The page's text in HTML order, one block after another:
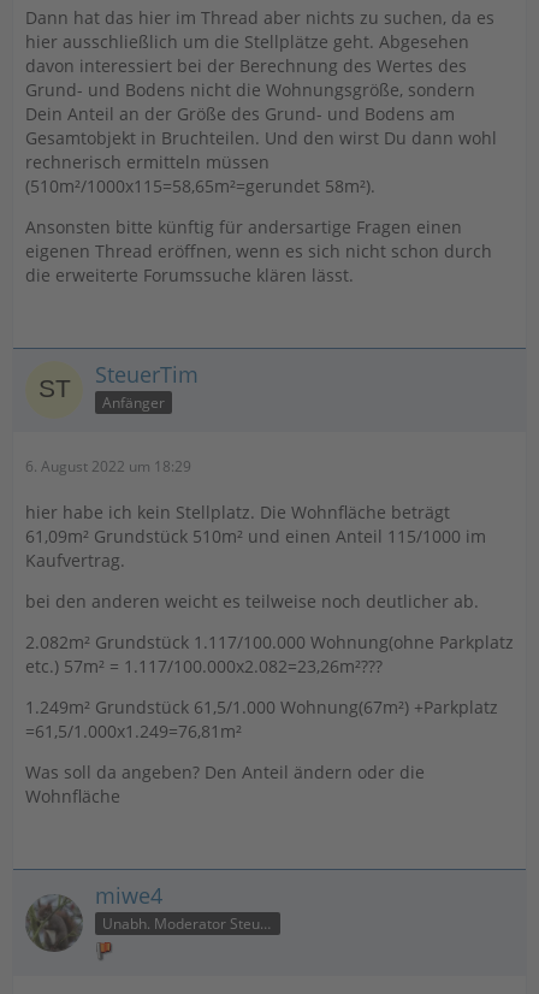
Dann hat das hier im Thread aber nichts zu suchen, da es
hier ausschließlich um die Stellplätze geht. Abgesehen
davon interessiert bei der Berechnung des Wertes des
Grund- und Bodens nicht die Wohnungsgröße, sondern
Dein Anteil an der Größe des Grund- und Bodens am
Gesamtobjekt in Bruchteilen. Und den wirst Du dann wohl
rechnerisch ermitteln müssen
(510m²/1000x115=58,65m²=gerundet 58m²).
Ansonsten bitte künftig für andersartige Fragen einen
eigenen Thread eröffnen, wenn es sich nicht schon durch
die erweiterte Forumssuche klären lässt.
SteuerTim
Anfänger
6. August 2022 um 18:29
hier habe ich kein Stellplatz. Die Wohnfläche beträgt
61,09m² Grundstück 510m² und einen Anteil 115/1000 im
Kaufvertrag.
bei den anderen weicht es teilweise noch deutlicher ab.
2.082m² Grundstück 1.117/100.000 Wohnung(ohne Parkplatz
etc.) 57m² = 1.117/100.000x2.082=23,26m²???
1.249m² Grundstück 61,5/1.000 Wohnung(67m²) +Parkplatz
=61,5/1.000x1.249=76,81m²
Was soll da angeben? Den Anteil ändern oder die
Wohnfläche
miwe4
Unabh. Moderator Steuer